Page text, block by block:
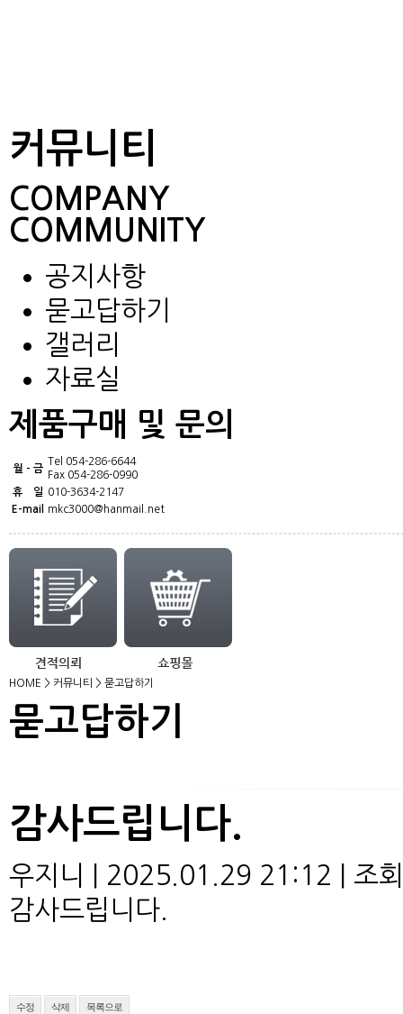
커뮤니티
COMPANY
COMMUNITY
공지사항
묻고답하기
갤러리
자료실
제품구매 및 문의
월 - 금
Tel 054-286-6644
Fax 054-286-0990
휴 일 010-3634-2147
E-mail
mkc3000@hanmail.net
HOME > 커뮤니티 > 묻고답하기
묻고답하기
감사드립니다.
우지니 2025.01.29 21:12
조회
감사드립니다.
수정 삭제 목록으로